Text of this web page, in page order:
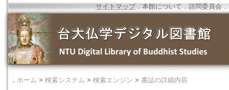
サイトマップ．本館について ． 諮問委員会 ．
． ホーム > 検索システム > 検索エンジン > 書誌の詳細内容